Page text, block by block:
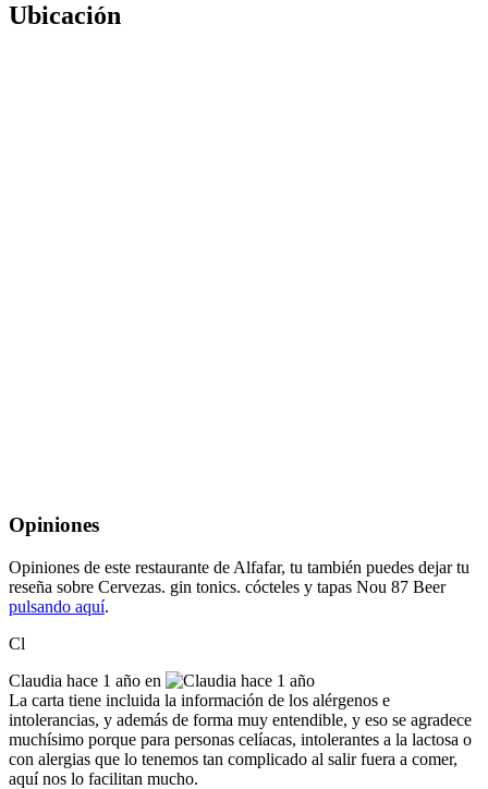
Ubicación
Opiniones
Opiniones de este restaurante de Alfafar, tu también puedes dejar tu
reseña sobre Cervezas. gin tonics. cócteles y tapas Nou 87 Beer
pulsando aquí.
Cl
Claudia hace 1 año en
La carta tiene incluida la información de los alérgenos e
intolerancias, y además de forma muy entendible, y eso se agradece
muchísimo porque para personas celíacas, intolerantes a la lactosa o
con alergias que lo tenemos tan complicado al salir fuera a comer,
aquí nos lo facilitan mucho.